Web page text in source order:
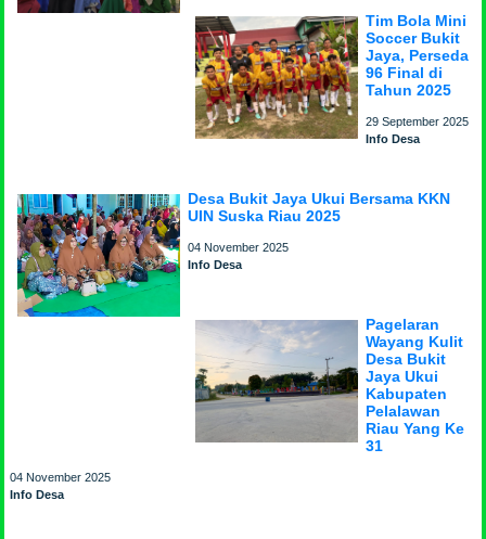
Tim Bola Mini
Soccer Bukit
Jaya, Perseda
96 Final di
Tahun 2025
29 September 2025
Info Desa
Desa Bukit Jaya Ukui Bersama KKN
UIN Suska Riau 2025
04 November 2025
Info Desa
Pagelaran
Wayang Kulit
Desa Bukit
Jaya Ukui
Kabupaten
Pelalawan
Riau Yang Ke
31
04 November 2025
Info Desa